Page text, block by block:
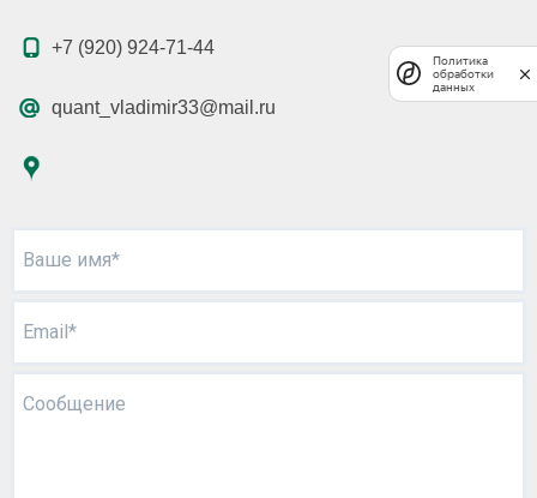
+7 (920) 924-71-44
quant_vladimir33@mail.ru
Ваше имя*
Email*
Сообщение
Политика
обработки
данных